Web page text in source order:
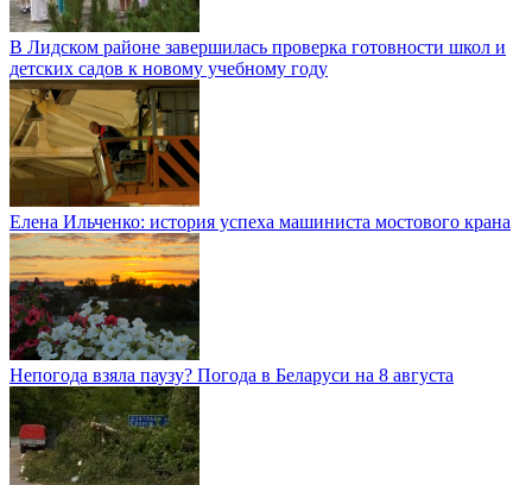
В Лидском районе завершилась проверка готовности школ и
детских садов к новому учебному году
Елена Ильченко: история успеха машиниста мостового крана
Непогода взяла паузу? Погода в Беларуси на 8 августа